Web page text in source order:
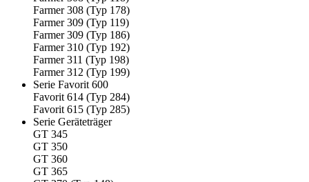
Farmer 308 (Typ 178)
Farmer 309 (Typ 119)
Farmer 309 (Typ 186)
Farmer 310 (Typ 192)
Farmer 311 (Typ 198)
Farmer 312 (Typ 199)
Serie Favorit 600
Favorit 614 (Typ 284)
Favorit 615 (Typ 285)
Serie Geräteträger
GT 345
GT 350
GT 360
GT 365